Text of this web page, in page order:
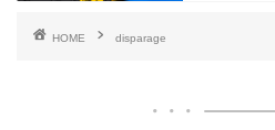
HOME disparage